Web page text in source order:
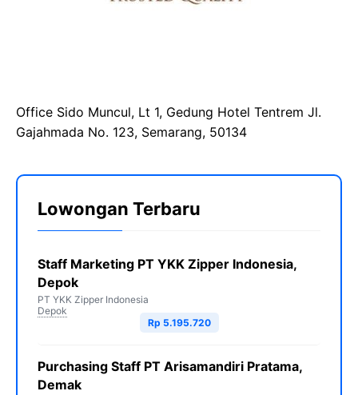
Office Sido Muncul, Lt 1, Gedung Hotel Tentrem Jl.
Gajahmada No. 123, Semarang, 50134
Lowongan Terbaru
Staff Marketing PT YKK Zipper Indonesia,
Depok
PT YKK Zipper Indonesia
Depok
Rp 5.195.720
Purchasing Staff PT Arisamandiri Pratama,
Demak